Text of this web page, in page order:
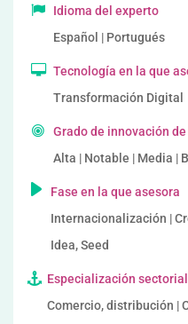
Idioma del experto
Español | Portugués
Tecnología en la que
Transformación Digital
Grado de innovación
Alta | Notable | Media |
Fase en la que asesora
Internacionalización |
Idea, Seed
Especialización sectorial
Comercio, distribución |